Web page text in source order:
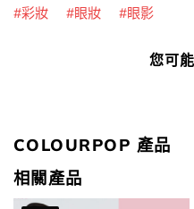
彩妝
眼妝 眼影
您可
COLOURPOP 產品
相關產品